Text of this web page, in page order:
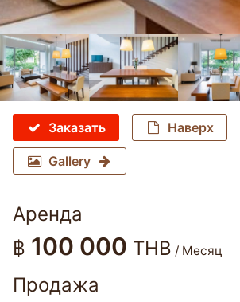
Заказать Наверх
Gallery
Аренда
฿ 100 000 THB / Месяц
Продажа